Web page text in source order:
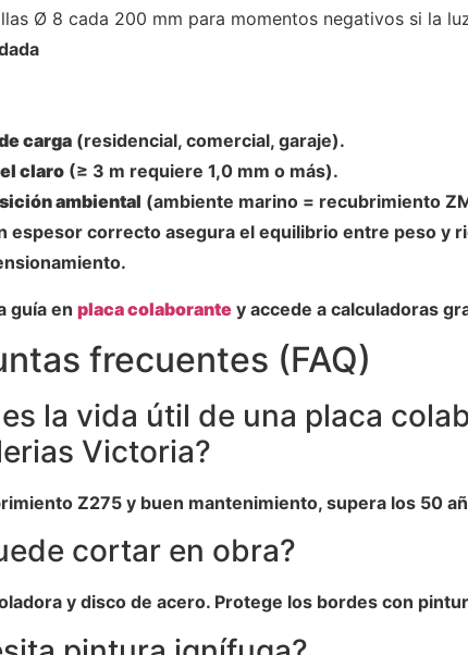
Ø 8 cada 200 mm para momentos negativos si la
carga (residencial, comercial, garaje).
claro (≥ 3 m requiere 1,0 mm o más).
ambiental (ambiente marino = recubrimiento
espesor correcto asegura el equilibrio entre peso y
guía en placa colaborante y accede a calculadoras
frecuentes (FAQ)
la vida útil de una placa
Victoria?
Z275 y buen mantenimiento, supera los 50
cortar en obra?
y disco de acero. Protege los bordes con